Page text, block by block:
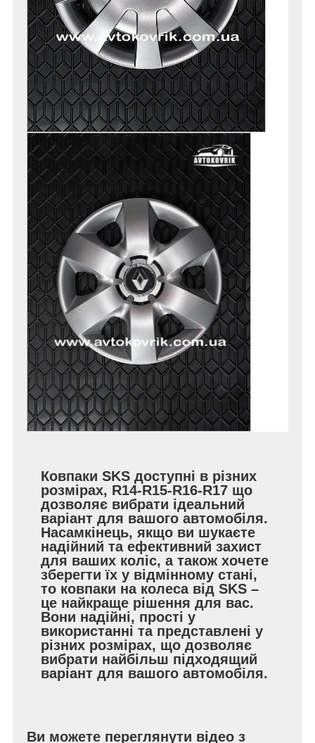
Ковпаки SKS доступні в різних
розмірах, R14-R15-R16-R17 що
дозволяє вибрати ідеальний
варіант для вашого автомобіля.
Насамкінець, якщо ви шукаєте
надійний та ефективний захист
для ваших коліс, а також хочете
зберегти їх у відмінному стані,
то ковпаки на колеса від SKS –
це найкраще рішення для вас.
Вони надійні, прості у
використанні та представлені у
різних розмірах, що дозволяє
вибрати найбільш підходящий
варіант для вашого автомобіля.
Ви можете переглянути відео з